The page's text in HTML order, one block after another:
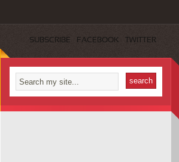
SUBSCRIBE FACEBOOK TWITTER